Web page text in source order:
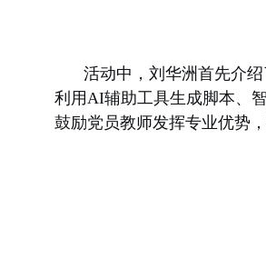
活动中，刘华洲首先介
利用AI辅助工具生成脚本、
鼓励党员教师发挥专业优势